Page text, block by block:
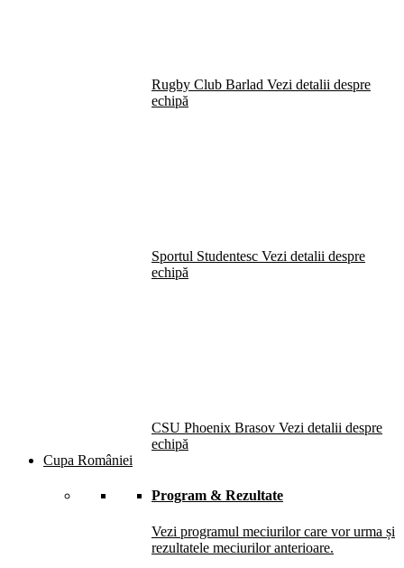
Rugby Club Barlad Vezi detalii despre
echipă
Sportul Studentesc Vezi detalii despre
echipă
CSU Phoenix Brasov Vezi detalii despre
echipă
Cupa României
Program & Rezultate
Vezi programul meciurilor care vor urma și
rezultatele meciurilor anterioare.